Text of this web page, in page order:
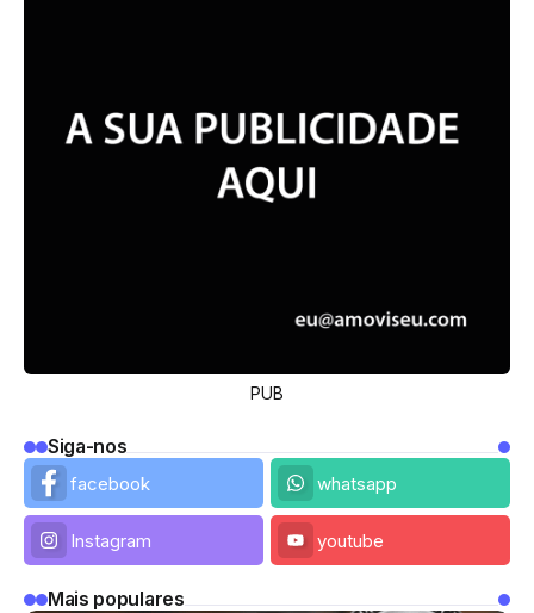
PUB
Siga-nos
facebook
whatsapp
Instagram youtube
Mais populares